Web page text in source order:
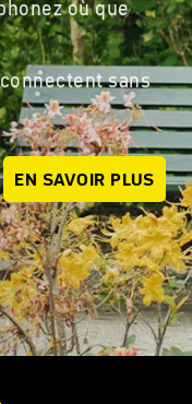
où que
sans
EN SAVOIR PLUS